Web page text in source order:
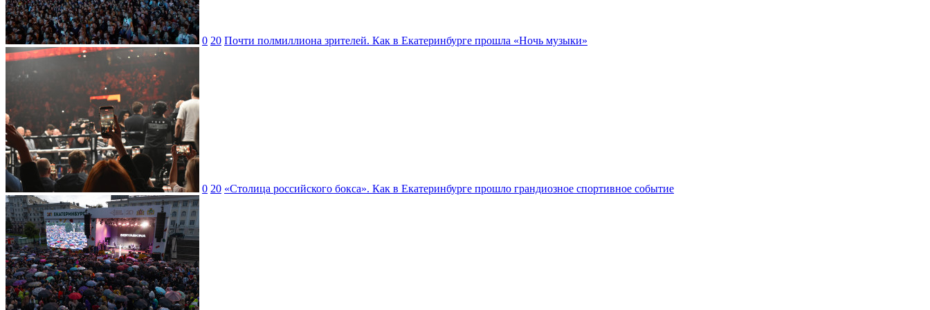
0 20 Почти полмиллиона зрителей. Как в Екатеринбурге прошла «Ночь музыки»
0 20 «Столица российского бокса». Как в Екатеринбурге прошло грандиозное спортивное событие